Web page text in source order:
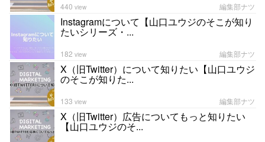
編集部ナツ
440 view
Instagramについて【山口ユウジのそこが知り
たいシリーズ・...
編集部ナツ
182 view
X（旧Twitter）について知りたい【山口ユウジ
のそこが知りた...
編集部ナツ
133 view
X（旧Twitter）広告についてもっと知りたい
【山口ユウジのそ...